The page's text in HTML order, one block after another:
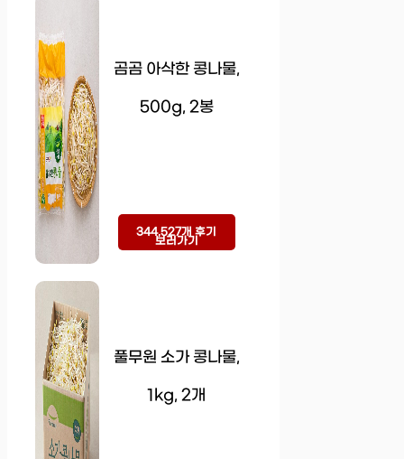
곰곰 아삭한 콩나물,
500g, 2봉
344,527개 후기
보러가기
풀무원 소가 콩나물,
1kg, 2개